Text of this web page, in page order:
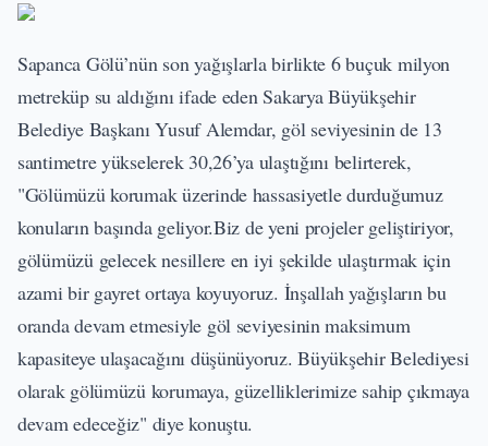
Sapanca Gölü’nün son yağışlarla birlikte 6 buçuk milyon
metreküp su aldığını ifade eden Sakarya Büyükşehir
Belediye Başkanı Yusuf Alemdar, göl seviyesinin de 13
santimetre yükselerek 30,26’ya ulaştığını belirterek,
"Gölümüzü korumak üzerinde hassasiyetle durduğumuz
konuların başında geliyor.Biz de yeni projeler geliştiriyor,
gölümüzü gelecek nesillere en iyi şekilde ulaştırmak için
azami bir gayret ortaya koyuyoruz. İnşallah yağışların bu
oranda devam etmesiyle göl seviyesinin maksimum
kapasiteye ulaşacağını düşünüyoruz. Büyükşehir Belediyesi
olarak gölümüzü korumaya, güzelliklerimize sahip çıkmaya
devam edeceğiz" diye konuştu.